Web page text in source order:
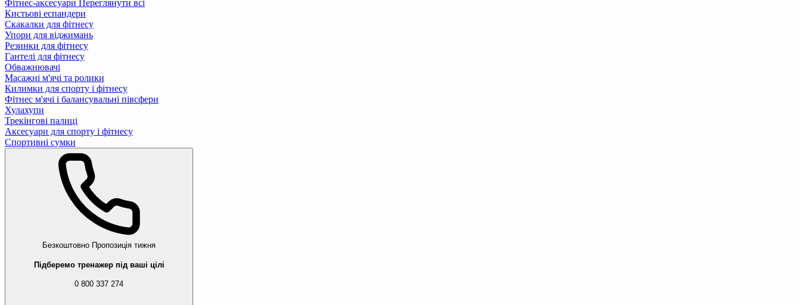
Фітнес-аксесуари
Переглянути всі
Кистьові еспандери
Скакалки для фітнесу
Упори для віджимань
Резинки для фітнесу
Гантелі для фітнесу
Обважнювачі
Масажні м'ячі та ролики
Килимки для спорту і фітнесу
Фітнес м'ячі і балансувальні півсфери
Хулахупи
Трекінгові палиці
Аксесуари для спорту і фітнесу
Спортивні сумки
Безкоштовно Пропозиція тижня
Підберемо тренажер під ваші цілі
0 800 337 274